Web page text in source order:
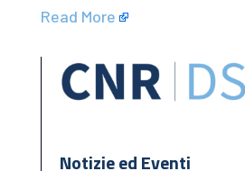
Read More
Notizie ed Eventi